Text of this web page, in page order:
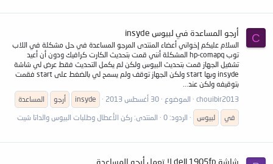
C أرجو المساعدة في لبيوس insyde
السلام عليكم إخواني أعضاء المنتدى المرجو المساعدة في حل مشكلة في اللاب
توب hp-comapq المشكلة أنني قمت بتحديث الكارت كرافيك ودون أن أعيد
تشغيل الجهاز قمت بتحديث البيوس ولكن لم يكمل التحديث فقط عرض لي شاشة
insyde وبها start ولكن الجهاز توقف ولم يسمح لي بالضغط على start فقمت
بتوقيفه ولكن عند...
chouibir2013
الموضوع 30 أغسطس 2013 insyde أرجو
المساعدة
في
لبيوس الردود: 0 المنتدى: ركن الأعطال وطلبات البيوس والداتا شيت
شاشة dell 1905fp لا تعمل أرجو المساعدة